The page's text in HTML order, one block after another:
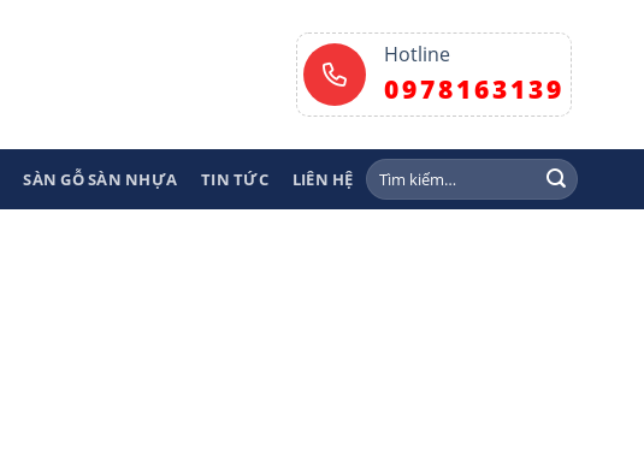
Hotline
0978163139
SÀN GỖ SÀN NHỰA TIN TỨC LIÊN HỆ
Tìm
kiếm: